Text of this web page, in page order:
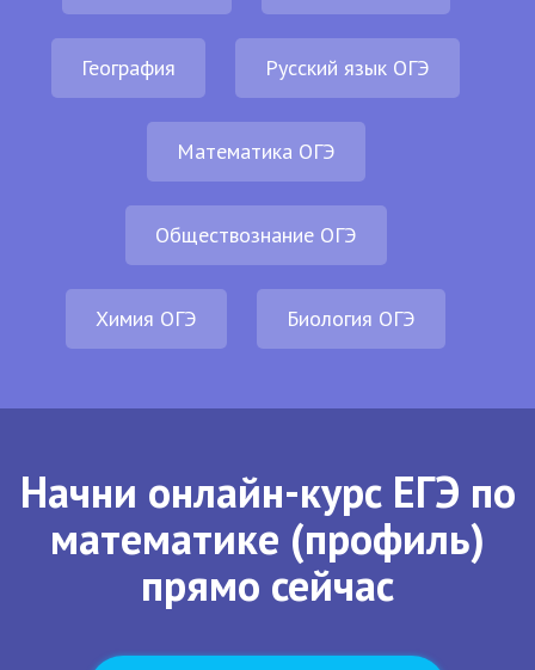
География Русский язык ОГЭ
Математика ОГЭ
Обществознание ОГЭ
Химия ОГЭ Биология ОГЭ
Начни онлайн-курс ЕГЭ по
математике (профиль)
прямо сейчас